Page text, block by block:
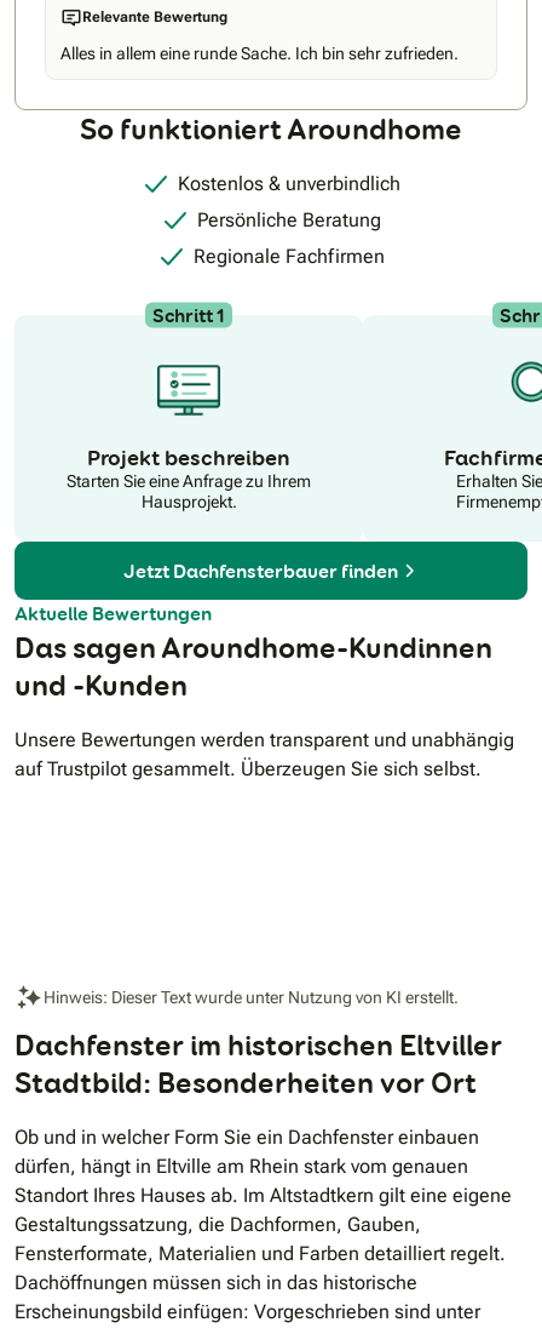
Relevante Bewertung
Alles in allem eine runde Sache. Ich bin sehr zufrieden.
So funktioniert Aroundhome
Kostenlos & unverbindlich
Persönliche Beratung
Regionale Fachfirmen
Schritt 1
Projekt beschreiben
Starten Sie eine Anfrage zu Ihrem
Hausprojekt.
Erhalten
Jetzt Dachfensterbauer finden
Aktuelle Bewertungen
Das sagen Aroundhome-Kundinnen
und -Kunden
Unsere Bewertungen werden transparent und unabhängig
auf Trustpilot gesammelt. Überzeugen Sie sich selbst.
Hinweis: Dieser Text wurde unter Nutzung von KI erstellt.
Dachfenster im historischen Eltviller
Stadtbild: Besonderheiten vor Ort
Ob und in welcher Form Sie ein Dachfenster einbauen
dürfen, hängt in Eltville am Rhein stark vom genauen
Standort Ihres Hauses ab. Im Altstadtkern gilt eine eigene
Gestaltungssatzung, die Dachformen, Gauben,
Fensterformate, Materialien und Farben detailliert regelt.
Dachöffnungen müssen sich in das historische
Erscheinungsbild einfügen: Vorgeschrieben sind unter